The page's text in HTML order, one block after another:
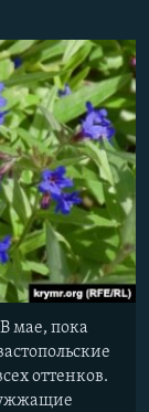
мае, пока
оттенков.